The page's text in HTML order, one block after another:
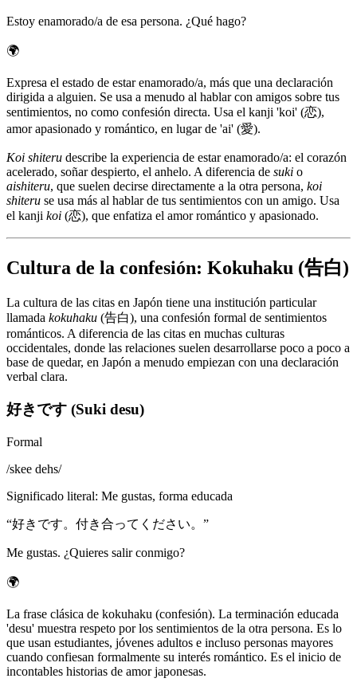
Estoy enamorado/a de esa persona. ¿Qué hago?
🌍
Expresa el estado de estar enamorado/a, más que una declaración
dirigida a alguien. Se usa a menudo al hablar con amigos sobre tus
sentimientos, no como confesión directa. Usa el kanji 'koi' (恋),
amor apasionado y romántico, en lugar de 'ai' (愛).
Koi shiteru describe la experiencia de estar enamorado/a: el corazón
acelerado, soñar despierto, el anhelo. A diferencia de suki o
aishiteru, que suelen decirse directamente a la otra persona, koi
shiteru se usa más al hablar de tus sentimientos con un amigo. Usa
el kanji koi (恋), que enfatiza el amor romántico y apasionado.
Cultura de la confesión: Kokuhaku (告白)
La cultura de las citas en Japón tiene una institución particular
llamada kokuhaku (告白), una confesión formal de sentimientos
románticos. A diferencia de las citas en muchas culturas
occidentales, donde las relaciones suelen desarrollarse poco a poco a
base de quedar, en Japón a menudo empiezan con una declaración
verbal clara.
好きです (Suki desu)
Formal
/skee dehs/
Significado literal: Me gustas, forma educada
“好きです。付き合ってください。 ”
Me gustas. ¿Quieres salir conmigo?
🌍
La frase clásica de kokuhaku (confesión). La terminación educada
'desu' muestra respeto por los sentimientos de la otra persona. Es lo
que usan estudiantes, jóvenes adultos e incluso personas mayores
cuando confiesan formalmente su interés romántico. Es el inicio de
incontables historias de amor japonesas.